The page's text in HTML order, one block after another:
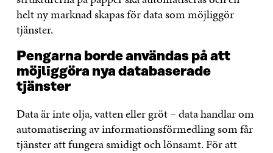
helt ny marknad skapas för data som möjliggör
tjänster.
Pengarna borde användas på att
möjliggöra nya databaserade
tjänster
Data är inte olja, vatten eller gröt – data handlar om
automatisering av informationsförmedling som får
tjänster att fungera smidigt och lönsamt. För att